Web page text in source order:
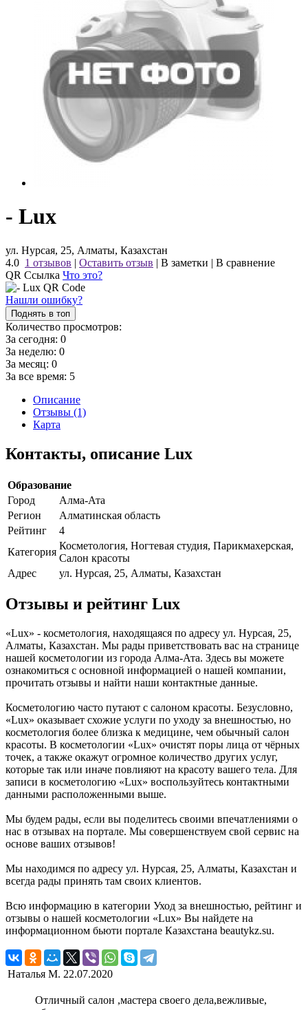
- Lux
ул. Нурсая, 25, Алматы, Казахстан
4.0 1 отзывов | Оставить отзыв | В заметки | В сравнение
QR Ссылка Что это?
Нашли ошибку?
Поднять в топ
Количество просмотров:
За сегодня: 0
За неделю: 0
За месяц: 0
За все время: 5
Описание
Отзывы (1)
Карта
Контакты, описание Lux
Образование
Город
Алма-Ата
Регион
Алматинская область
Рейтинг
4
Категория
Косметология, Ногтевая студия, Парикмахерская,
Салон красоты
Адрес
ул. Нурсая, 25, Алматы, Казахстан
Отзывы и рейтинг Lux
«Lux» - косметология, находящаяся по адресу ул. Нурсая, 25,
Алматы, Казахстан. Мы рады приветствовать вас на странице
нашей косметологии из города Алма-Ата. Здесь вы можете
ознакомиться с основной информацией о нашей компании,
прочитать отзывы и найти наши контактные данные.
Косметологию часто путают с салоном красоты. Безусловно,
«Lux» оказывает схожие услуги по уходу за внешностью, но
косметология более близка к медицине, чем обычный салон
красоты. В косметологии «Lux» очистят поры лица от чёрных
точек, а также окажут огромное количество других услуг,
которые так или иначе повлияют на красоту вашего тела. Для
записи в косметологию «Lux» воспользуйтесь контактными
данными расположенными выше.
Мы будем рады, если вы поделитесь своими впечатлениями о
нас в отзывах на портале. Мы совершенствуем свой сервис на
основе ваших отзывов!
Мы находимся по адресу ул. Нурсая, 25, Алматы, Казахстан и
всегда рады принять там своих клиентов.
Всю информацию в категории Уход за внешностью, рейтинг и
отзывы о нашей косметологии «Lux» Вы найдете на
информационном бьюти портале Казахстана beautykz.su.
Наталья М. 22.07.2020
Отличный салон ,мастера своего дела,вежливые,